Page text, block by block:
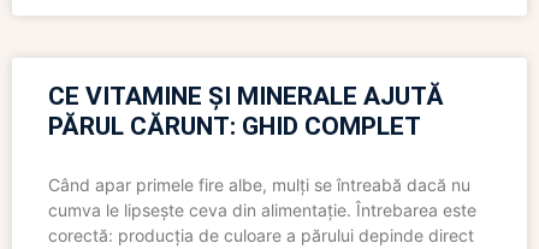
CE VITAMINE ȘI MINERALE AJUTĂ
PĂRUL CĂRUNT: GHID COMPLET
Când apar primele fire albe, mulți se întreabă dacă nu
cumva le lipsește ceva din alimentație. Întrebarea este
corectă: producția de culoare a părului depinde direct